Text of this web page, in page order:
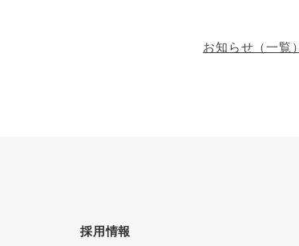
お知らせ（一覧
採用情報